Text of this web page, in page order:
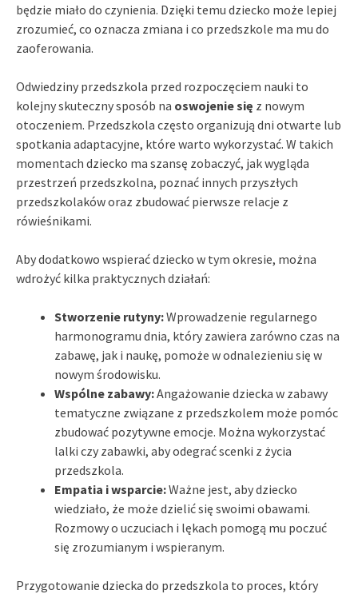
będzie miało do czynienia. Dzięki temu dziecko może lepiej
zrozumieć, co oznacza zmiana i co przedszkole ma mu do
zaoferowania.
Odwiedziny przedszkola przed rozpoczęciem nauki to
kolejny skuteczny sposób na oswojenie się z nowym
otoczeniem. Przedszkola często organizują dni otwarte lub
spotkania adaptacyjne, które warto wykorzystać. W takich
momentach dziecko ma szansę zobaczyć, jak wygląda
przestrzeń przedszkolna, poznać innych przyszłych
przedszkolaków oraz zbudować pierwsze relacje z
rówieśnikami.
Aby dodatkowo wspierać dziecko w tym okresie, można
wdrożyć kilka praktycznych działań:
Stworzenie rutyny:Wprowadzenie regularnego
harmonogramu dnia, który zawiera zarówno czas na
zabawę, jak i naukę, pomoże w odnalezieniu się w
nowym środowisku.
Wspólne zabawy:Angażowanie dziecka w zabawy
tematyczne związane z przedszkolem może pomóc
zbudować pozytywne emocje. Można wykorzystać
lalki czy zabawki, aby odegrać scenki z życia
przedszkola.
Empatia i wsparcie:Ważne jest, aby dziecko
wiedziało, że może dzielić się swoimi obawami.
Rozmowy o uczuciach i lękach pomogą mu poczuć
się zrozumianym i wspieranym.
Przygotowanie dziecka do przedszkola to proces, który